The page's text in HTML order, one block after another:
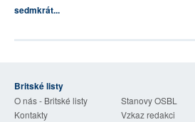
sedmkrát...
Britské listy
O nás - Britské listy
Stanovy OSBL
Kontakty
Vzkaz redakci